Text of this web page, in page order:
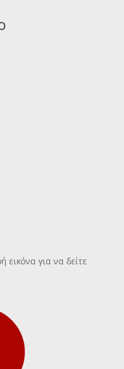
εικόνα για να δείτε